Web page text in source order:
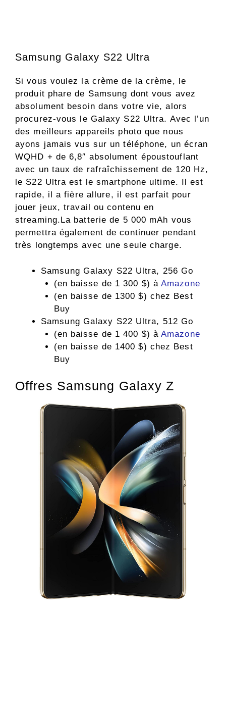
Samsung Galaxy S22 Ultra
Si vous voulez la crème de la crème, le
produit phare de Samsung dont vous avez
absolument besoin dans votre vie, alors
procurez-vous le Galaxy S22 Ultra. Avec l’un
des meilleurs appareils photo que nous
ayons jamais vus sur un téléphone, un écran
WQHD + de 6,8″ absolument époustouflant
avec un taux de rafraîchissement de 120 Hz,
le S22 Ultra est le smartphone ultime. Il est
rapide, il a fière allure, il est parfait pour
jouer jeux, travail ou contenu en
streaming.La batterie de 5 000 mAh vous
permettra également de continuer pendant
très longtemps avec une seule charge.
Samsung Galaxy S22 Ultra, 256 Go
(en baisse de 1 300 $) àAmazone
(en baisse de 1300 $) chez Best
Buy
Samsung Galaxy S22 Ultra, 512 Go
(en baisse de 1 400 $) àAmazone
(en baisse de 1400 $) chez Best
Buy
Offres Samsung Galaxy Z